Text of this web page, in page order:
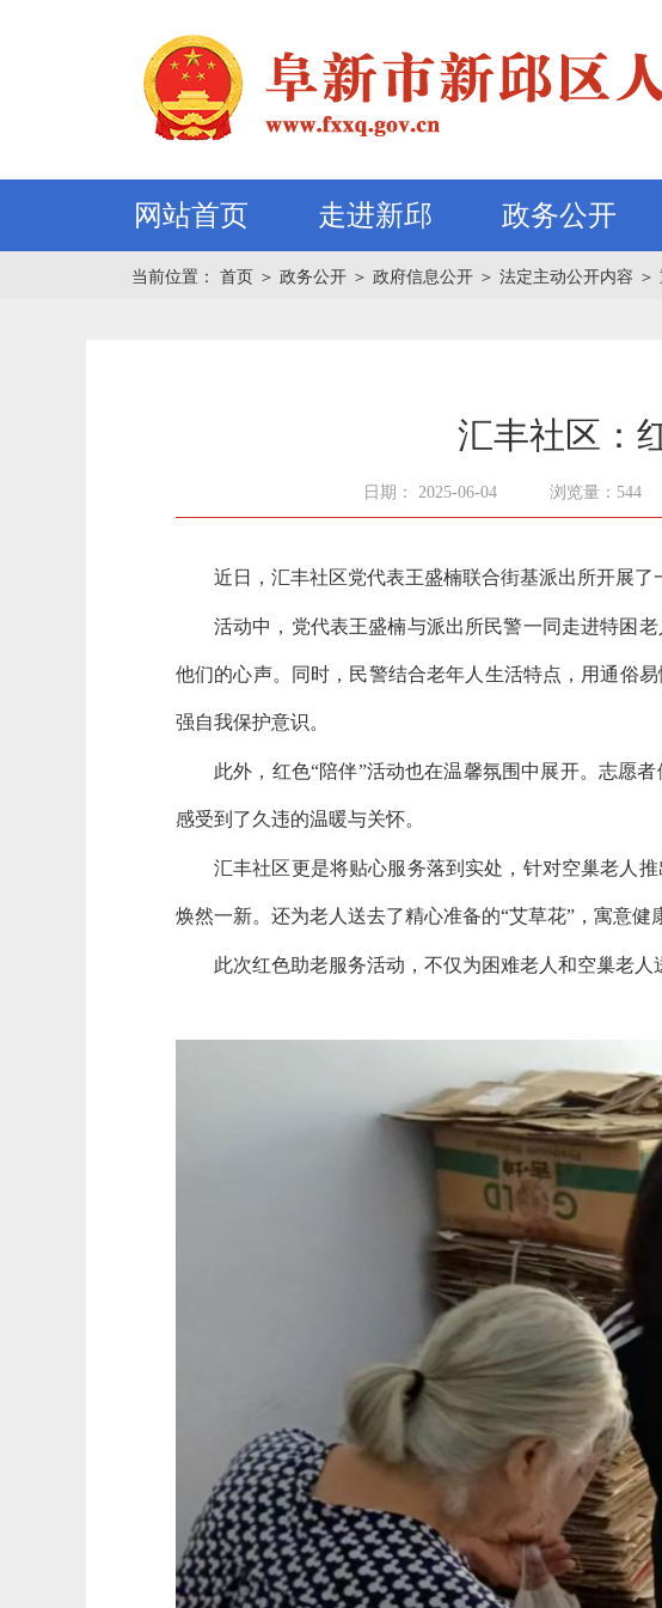
网站首页 走进新邱 政务公开
当前位置： 首页 ＞ 政务公开 ＞ 政府信息公开 ＞ 法定主动公开内容 ＞
汇丰社区：
日期： 2025-06-04 浏览量：544
近日，汇丰社区党代表王盛楠联合街基派出所开展
活动中，党代表王盛楠与派出所民警一同走进特困
他们的心声。同时，民警结合老年人生活特点，用通俗
强自我保护意识。
此外，红色“陪伴”活动也在温馨氛围中展开。志愿
感受到了久违的温暖与关怀。
汇丰社区更是将贴心服务落到实处，针对空巢老人
焕然一新。还为老人送去了精心准备的“艾草花”，寓意健
此次红色助老服务活动，不仅为困难老人和空巢老